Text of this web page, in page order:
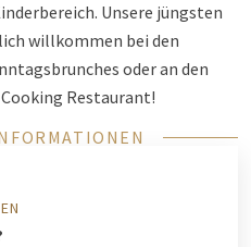
Unsere jüngsten
willkommen bei den
oder an den
Restaurant!